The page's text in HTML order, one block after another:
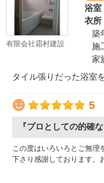
有限会社霜村建設
浴室
衣所
築
施
家
タイル張りだった浴室
5
『プロとしての的確
この度はいろいろとご無理
下さり感謝しております。